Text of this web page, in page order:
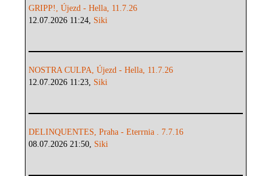
GRIPP!, Újezd - Hella, 11.7.26
12.07.2026 11:24, Siki
NOSTRA CULPA, Újezd - Hella, 11.7.26
12.07.2026 11:23, Siki
DELINQUENTES, Praha - Eterrnia . 7.7.16
08.07.2026 21:50, Siki